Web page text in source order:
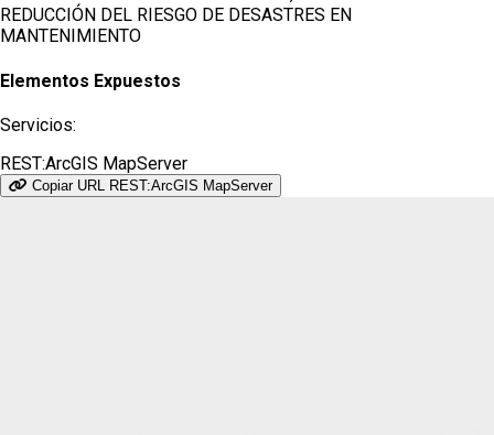
REDUCCIÓN DEL RIESGO DE DESASTRES EN
MANTENIMIENTO
Elementos Expuestos
Servicios:
REST:ArcGIS MapServer
Copiar URL REST:ArcGIS MapServer